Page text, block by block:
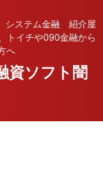
ステム金融 紹介屋
トイチや090金融から
へ
資ソフト闇